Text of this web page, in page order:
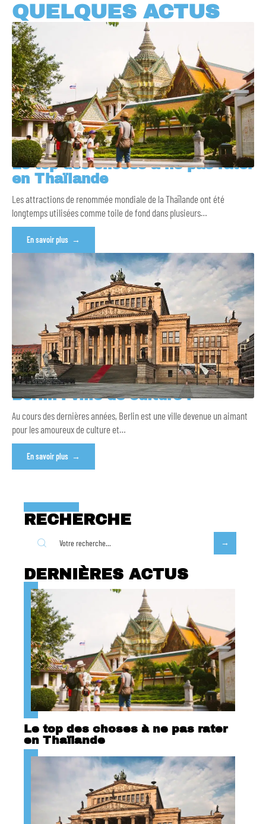
QUELQUES ACTUS
Le top des choses à ne pas rater
en Thaïlande
Les attractions de renommée mondiale de la Thaïlande ont été
longtemps utilisées comme toile de fond dans plusieurs…
En savoir plus
Berlin : ville de culture !
Au cours des dernières années, Berlin est une ville devenue un aimant
pour les amoureux de culture et…
En savoir plus
RECHERCHE
DERNIÈRES ACTUS
Le top des choses à ne pas rater
en Thaïlande